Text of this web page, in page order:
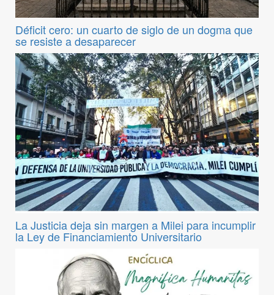
Déficit cero: un cuarto de siglo de un dogma que
se resiste a desaparecer
La Justicia deja sin margen a Milei para incumplir
la Ley de Financiamiento Universitario